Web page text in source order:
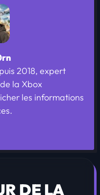
2018, expert
la Xbox
les informations
DE LA